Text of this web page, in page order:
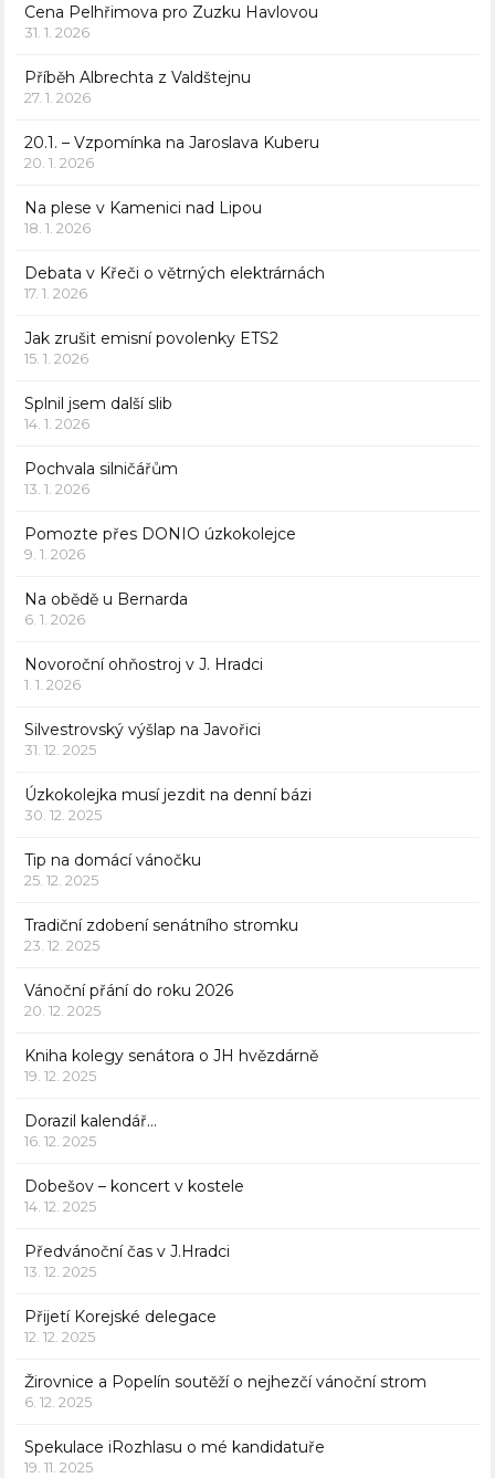
Cena Pelhřimova pro Zuzku Havlovou
31. 1. 2026
Příběh Albrechta z Valdštejnu
27. 1. 2026
20.1. – Vzpomínka na Jaroslava Kuberu
20. 1. 2026
Na plese v Kamenici nad Lipou
18. 1. 2026
Debata v Křeči o větrných elektrárnách
17. 1. 2026
Jak zrušit emisní povolenky ETS2
15. 1. 2026
Splnil jsem další slib
14. 1. 2026
Pochvala silničářům
13. 1. 2026
Pomozte přes DONIO úzkokolejce
9. 1. 2026
Na obědě u Bernarda
6. 1. 2026
Novoroční ohňostroj v J. Hradci
1. 1. 2026
Silvestrovský výšlap na Javořici
31. 12. 2025
Úzkokolejka musí jezdit na denní bázi
30. 12. 2025
Tip na domácí vánočku
25. 12. 2025
Tradiční zdobení senátního stromku
23. 12. 2025
Vánoční přání do roku 2026
20. 12. 2025
Kniha kolegy senátora o JH hvězdárně
19. 12. 2025
Dorazil kalendář…
16. 12. 2025
Dobešov – koncert v kostele
14. 12. 2025
Předvánoční čas v J.Hradci
13. 12. 2025
Přijetí Korejské delegace
12. 12. 2025
Žirovnice a Popelín soutěží o nejhezčí vánoční strom
6. 12. 2025
Spekulace iRozhlasu o mé kandidatuře
19. 11. 2025